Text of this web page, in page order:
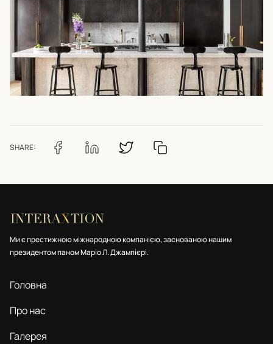
SHARE:
Ми є престижною міжнародною компанією, заснованою нашим
президентом паном Маріо Л. Джампієрі.
Головна
Про нас
Галерея